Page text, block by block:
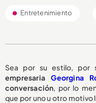
Entretenimiento
Sea por su estilo, por
empresariaGeorgina
conversación, por lo
que por uno u otro